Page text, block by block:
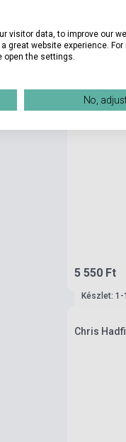
5 550 Ft
Készlet: 1-
Chris
visitor data, to improve our
great website experience. For
open the settings.
No,